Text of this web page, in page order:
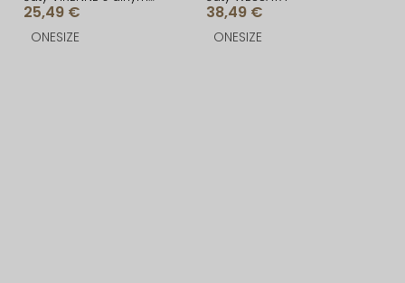
rukávom
25,49 €
ONESIZE
38,49 €
ONESIZE